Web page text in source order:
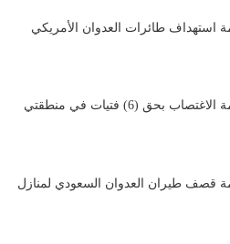
استهداف طائرات العدوان الأمريكي
بيان إدانة جريمة الاغتصاب بحق (6) فتيات في منطقتي
قصف طيران العدوان السعودي لمنازل